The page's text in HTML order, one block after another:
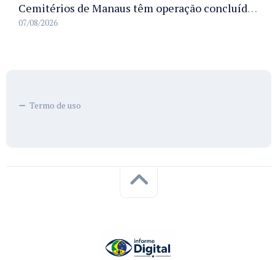
Cemitérios de Manaus têm operação concluída e estrutura pronta para receber famílias no Dia dos Pais
07/08/2026
Termo de uso